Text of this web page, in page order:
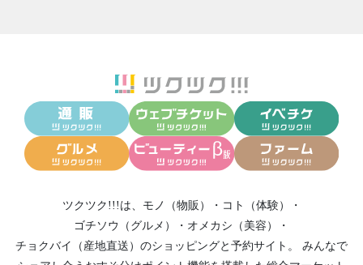
ツクツク!!!は、 モノ（物販） ・ コト（体験）
・
ゴチソウ（グルメ）
・ オメカシ（美容）
・
チョクバイ（産地直送） のショッピングと予約サイト。
みんなで